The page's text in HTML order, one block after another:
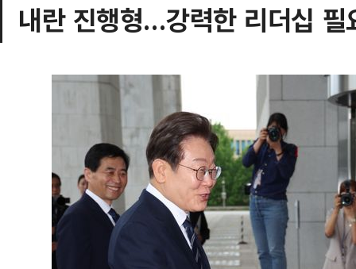
내란 진행형…강력한 리더십 필